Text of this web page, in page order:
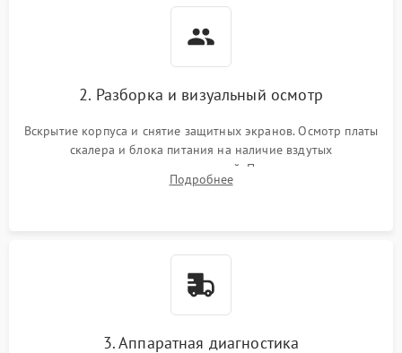
2. Разборка и визуальный осмотр
Вскрытие корпуса и снятие защитных экранов. Осмотр платы
скалера и блока питания на наличие вздутых
конденсаторов, прогаров, окислений. Проверка надежности
контактов и целостности шлейфов матрицы.
Подробнее
3. Аппаратная диагностика